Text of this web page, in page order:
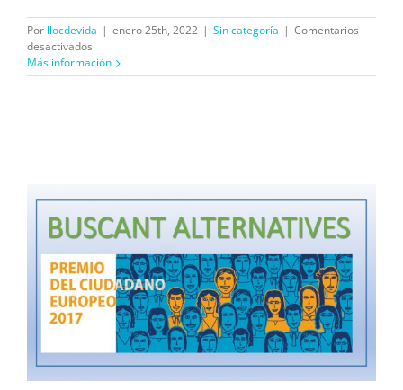
Por llocdevida | enero 25th, 2022 | Sin categoría | Comentarios
desactivados
LANZAMIENTO
DEL
Más información